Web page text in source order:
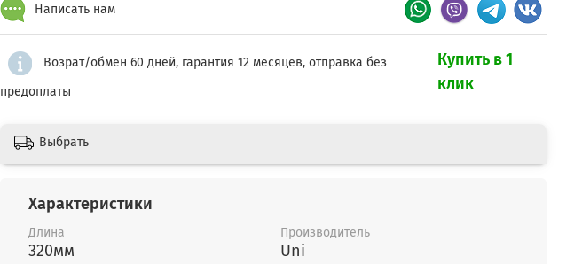
Написать нам
Возрат/обмен 60 дней, гарантия 12 месяцев, отправка без
предоплаты
Купить в 1
клик
Выбрать
Характеристики
Длина
320мм
Производитель
Uni